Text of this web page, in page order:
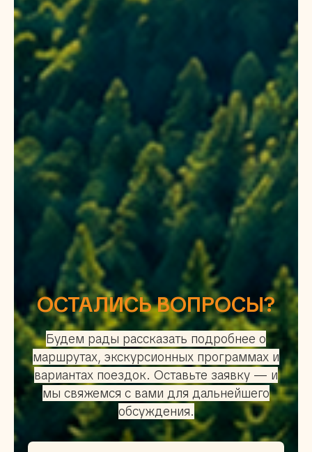
ОСТАЛИСЬ ВОПРОСЫ?
Будем рады рассказать подробнее о
маршрутах, экскурсионных программах и
вариантах поездок. Оставьте заявку — и
мы свяжемся с вами для дальнейшего
обсуждения.